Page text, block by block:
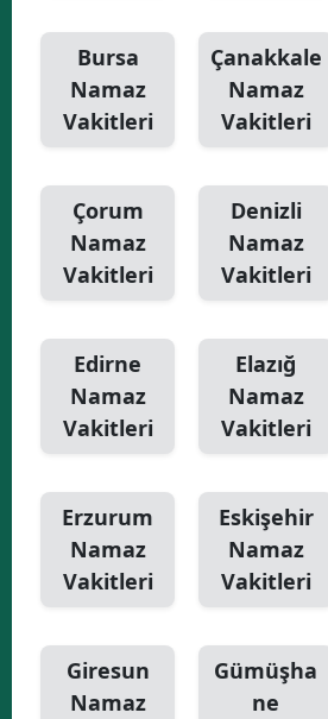
Bursa
Namaz
Vakitleri
Çanakkale
Namaz
Vakitleri
Çorum
Namaz
Vakitleri
Denizli
Namaz
Vakitleri
Edirne
Namaz
Vakitleri
Elazığ
Namaz
Vakitleri
Erzurum
Namaz
Vakitleri
Eskişehir
Namaz
Vakitleri
Giresun
Namaz
Gümüşha
ne